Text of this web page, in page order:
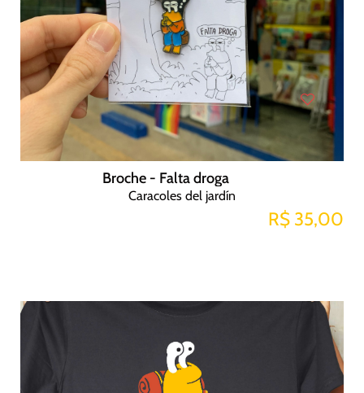
Broche - Falta droga
Caracoles del jardín
R$ 35,00